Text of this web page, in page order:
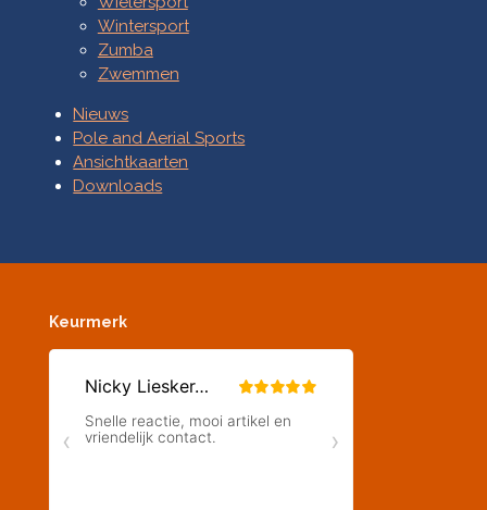
Wintersport
Zumba
Zwemmen
Nieuws
Pole and Aerial Sports
Ansichtkaarten
Downloads
Keurmerk